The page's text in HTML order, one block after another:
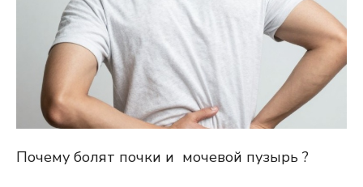
Почему болят почки и мочевой пузырь ?